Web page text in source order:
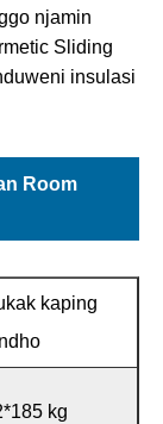
njamin
Sliding
insulasi
Room
kaping
kg